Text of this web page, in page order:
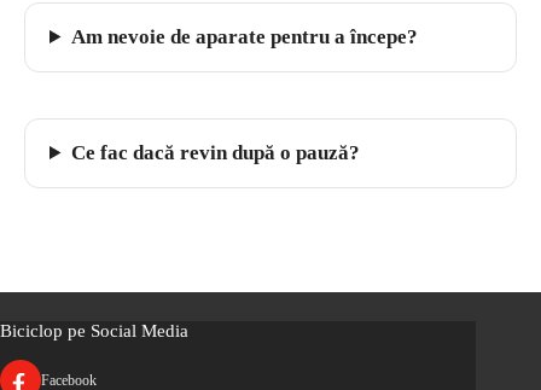
Am nevoie de aparate pentru a începe?
Ce fac dacă revin după o pauză?
Biciclop pe Social Media
Facebook